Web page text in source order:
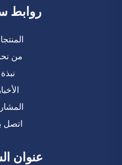
روابط
من
نبذة
الأخبار
اتصل
عنوان